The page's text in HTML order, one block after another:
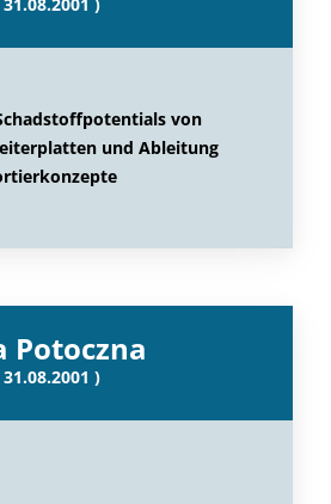
von
und Ableitung
Potoczna
)